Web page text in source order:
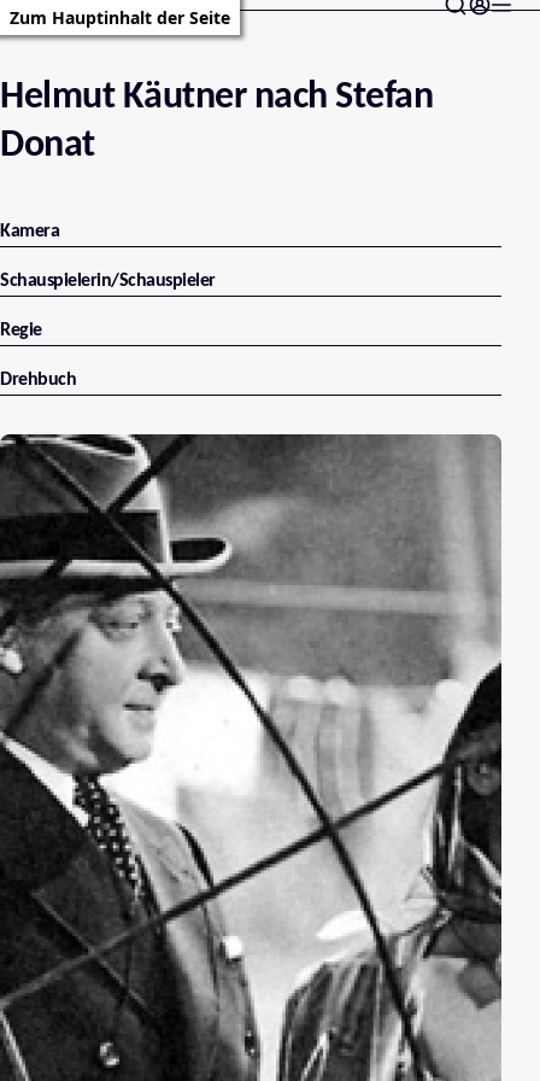
Zum Hauptinhalt der Seite
Helmut Käutner nach Stefan
Donat
Kamera
Schauspielerin/Schauspieler
Regie
Drehbuch